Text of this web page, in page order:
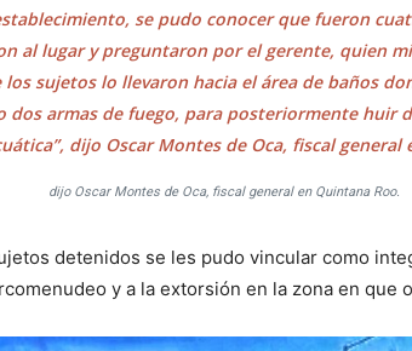
se pudo conocer que fueron
al lugar y preguntaron por el gerente, quien
los sujetos lo llevaron hacia el área de baños
dos armas de fuego, para posteriormente huir
dijo Oscar Montes de Oca, fiscal general
dijo Oscar Montes de Oca, fiscal general en Quintana Roo.
detenidos se les pudo vincular como
y a la extorsión en la zona en que